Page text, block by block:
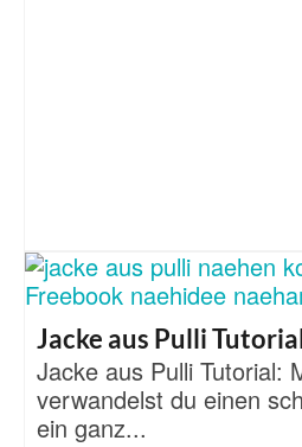
Jacke aus Pulli
Jacke aus Pulli Tutorial:
verwandelst du einen
ein ganz...